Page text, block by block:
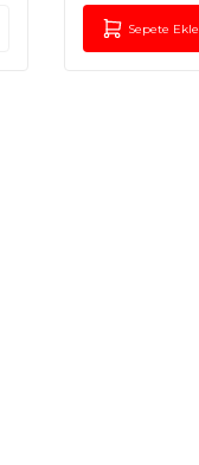
Sepete Ekle